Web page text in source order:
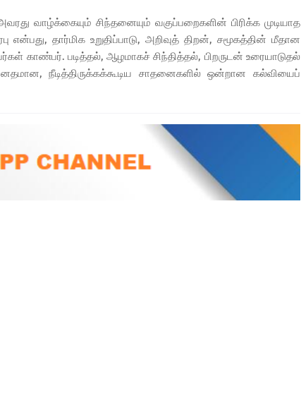
வாழ்க்கையும் சிந்தனையும் வகுப்பறைகளின் பிரிக்க முடியாத
தார்மிக உறுதிப்பாடு, அறிவுத் திறன், சமூகத்தின் மீதான
காண்பர். படித்தல், ஆழமாகச் சிந்தித்தல், பிறருடன் உரையாடுதல்
நீடித்திருக்கக்கூடிய சாதனைகளில் ஒன்றான கல்வியைப்